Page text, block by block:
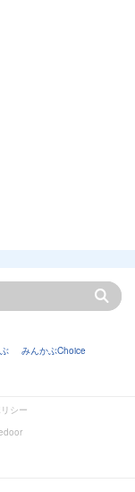
みんかぶChoice
シー